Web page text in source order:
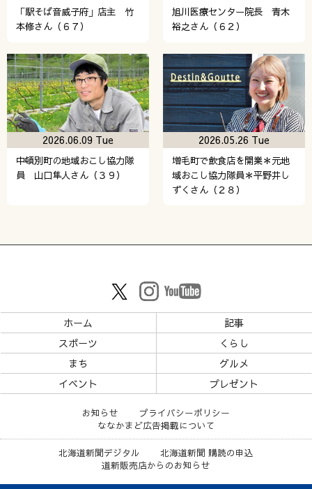
「駅そば音威子府」店主 竹
本修さん（６７）
旭川医療センター院長 青木
裕之さん（６２）
中頓別町の地域おこし協力隊
員 山口隼人さん（３９）
2026.06.09 Tue
増毛町で飲食店を開業＊元地
域おこし協力隊員＊平野井し
ずくさん（２８）
2026.05.26 Tue
ホーム
記事
スポーツ
くらし
まち
グルメ
イベント
プレゼント
お知らせ
プライバシーポリシー
ななかまど広告掲載について
北海道新聞デジタル
北海道新聞 購読の申込
道新販売店からのお知らせ